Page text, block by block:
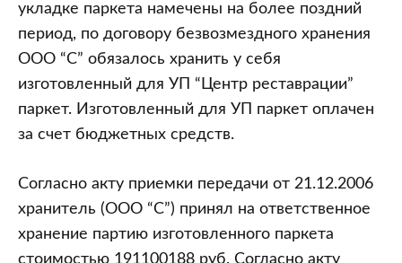
укладке паркета намечены на более поздний
период, по договору безвозмездного хранения
ООО “С” обязалось хранить у себя
изготовленный для УП “Центр реставрации”
паркет. Изготовленный для УП паркет оплачен
за счет бюджетных средств.
Согласно акту приемки передачи от 21.12.2006
хранитель (ООО “С”) принял на ответственное
хранение партию изготовленного паркета
стоимостью 191100188 руб. Согласно акту